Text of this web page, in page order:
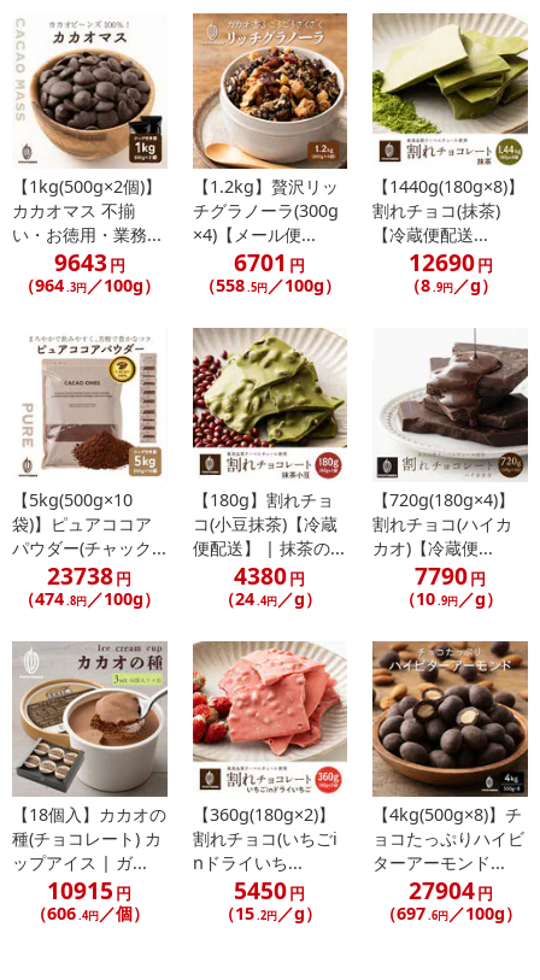
【1kg(500g×2個)】
カカオマス 不揃
い・お徳用・業務...
9643円
（964 .3円 ／100g）
【1.2kg】贅沢リッ
チグラノーラ(300g
×4)【メール便...
6701 円
（558 .5円／100g）
【1440g(180g×8)】
割れチョコ(抹茶)
【冷蔵便配送...
12690円
（8 .9円／g）
【5kg(500g×10
袋)】ピュアココア
パウダー(チャック...
23738円
（474.8円／100g）
【180g】割れチョ
コ(小豆抹茶)【冷蔵
便配送】 | 抹茶の...
4380円
（24.4円／g）
【720g(180g×4)】
割れチョコ(ハイカ
カオ)【冷蔵便...
7790円
（10.9円／g）
【18個入】カカオの
種(チョコレート) カ
ップアイス | ガ...
10915 円
（606.4円／個）
【360g(180g×2)】
割れチョコ(いちごi
nドライいち...
5450円
（15.2円／g）
【4kg(500g×8)】チ
ョコたっぷりハイビ
ターアーモンド...
27904円
（697.6円／100g）